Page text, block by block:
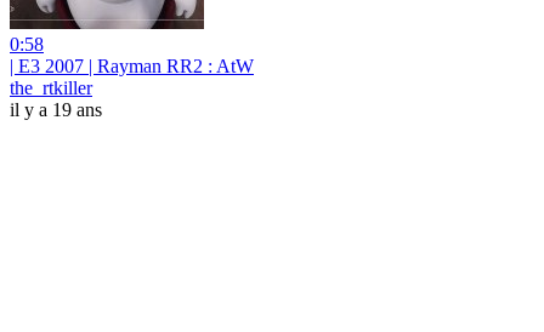
0:58
| E3 2007 | Rayman RR2 : AtW
the_rtkiller
il y a 19 ans